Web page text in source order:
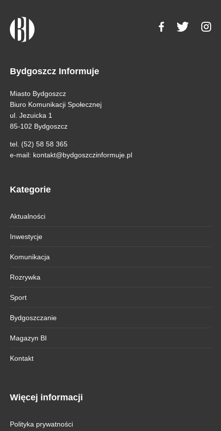
Bydgoszcz Informuje
Miasto Bydgoszcz
Biuro Komunikacji Społecznej
ul. Jezuicka 1
85-102 Bydgoszcz
tel. (52) 58 58 365
e-mail: kontakt@bydgoszczinformuje.pl
Kategorie
Aktualności
Inwestycje
Komunikacja
Rozrywka
Sport
Bydgoszczanie
Magazyn BI
Kontakt
Więcej informacji
Polityka prywatności